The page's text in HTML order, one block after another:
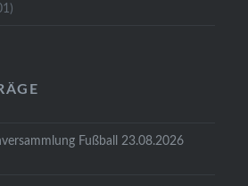
Fußball 23.08.2026